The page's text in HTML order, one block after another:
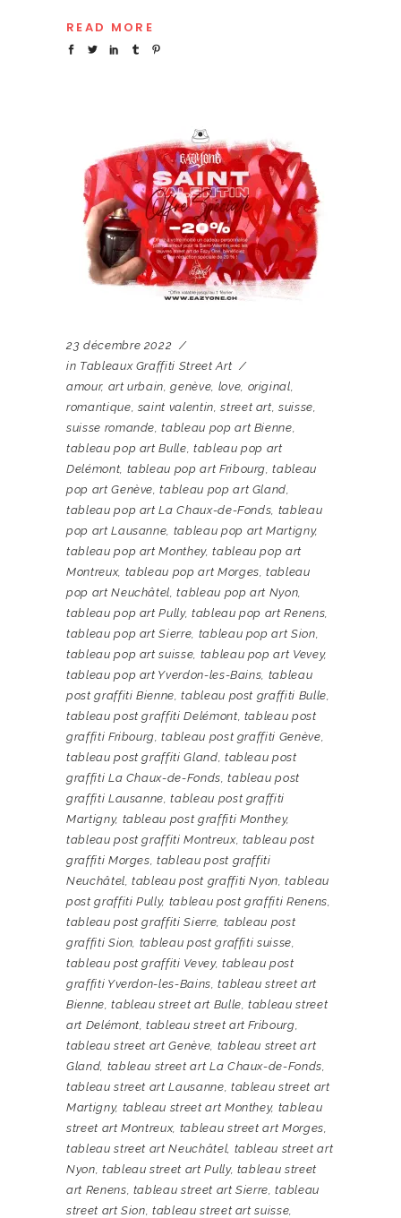
READ MORE
23 décembre 2022
in Tableaux Graffiti Street Art
amour, art urbain ,genève love original
romantique saint valentin ,street art ,suisse
suisse romande ,tableau pop art Bienne
tableau pop art Bulle tableau pop art
Delémont tableau pop art Fribourg ,tableau
pop art Genève ,tableau pop art Gland
tableau pop art La Chaux-de-Fonds tableau
pop art Lausanne tableau pop art Martigny,
tableau pop art Monthey,tableau pop art
Montreux, tableau pop art Morges ,tableau
pop art Neuchâtel ,tableau pop art Nyon
tableau pop art Pully, tableau pop art Renens
tableau pop art Sierre tableau pop art Sion
tableau pop art suisse tableau pop art Vevey,
tableau pop art Yverdon-les-Bains tableau
post graffiti Bienne ,tableau post graffiti Bulle
tableau post graffiti Delémont tableau post
graffiti Fribourg ,tableau post graffiti Genève
tableau post graffiti Gland tableau post
graffiti La Chaux-de-Fonds ,tableau post
graffiti Lausanne ,tableau post graffiti
Martigny, tableau post graffiti Monthey,
tableau post graffiti Montreux, tableau post
graffiti Morges ,tableau post graffiti
Neuchâtel ,tableau post graffiti Nyon ,tableau
post graffiti Pully, tableau post graffiti Renens
tableau post graffiti Sierre tableau post
graffiti Sion tableau post graffiti suisse
tableau post graffiti Vevey, tableau post
graffiti Yverdon-les-Bains ,tableau street art
Bienne ,tableau street art Bulle ,tableau street
art Delémont ,tableau street art Fribourg
tableau street art Genève tableau street art
Gland tableau street art La Chaux-de-Fonds
tableau street art Lausanne tableau street art
Martigny, tableau street art Monthey, tableau
street art Montreux, tableau street art Morges
tableau street art Neuchâtel tableau street art
Nyon tableau street art Pully, tableau street
art Renens tableau street art Sierre ,tableau
street art Sion ,tableau street art suisse